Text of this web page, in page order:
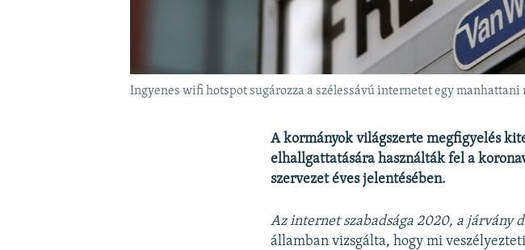
Ingyenes wifi hotspot sugározza a szélessávú internetet egy
A kormányok világszerte megfigyelés
elhallgattatására használták fel a
szervezet éves jelentésében.
Az internet szabadsága 2020, a járvány
államban vizsgálta, hogy mi